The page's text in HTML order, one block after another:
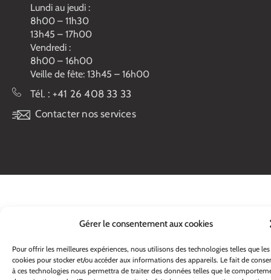
Gérer le consentement aux cookies
Pour offrir les meilleures expériences, nous utilisons des technologies telles que les
cookies pour stocker et/ou accéder aux informations des appareils. Le fait de
à ces technologies nous permettra de traiter des données telles que le
Lundi au jeudi :
8h00 – 11h30
13h45 – 17h00
Vendredi :
8h00 – 16h00
Veille de fête: 13h45 – 16h00
Tél. : +41 26 408 33 33
Contacter nos services